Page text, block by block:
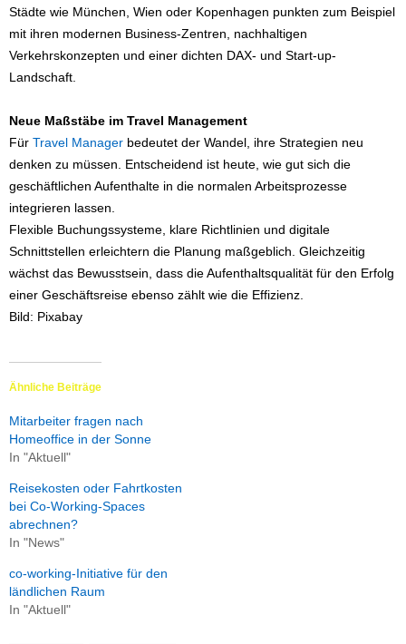
Städte wie München, Wien oder Kopenhagen punkten zum Beispiel
mit ihren modernen Business-Zentren, nachhaltigen
Verkehrskonzepten und einer dichten DAX- und Start-up-
Landschaft.
Neue Maßstäbe im Travel Management
Für Travel Manager bedeutet der Wandel, ihre Strategien neu
denken zu müssen. Entscheidend ist heute, wie gut sich die
geschäftlichen Aufenthalte in die normalen Arbeitsprozesse
integrieren lassen.
Flexible Buchungssysteme, klare Richtlinien und digitale
Schnittstellen erleichtern die Planung maßgeblich. Gleichzeitig
wächst das Bewusstsein, dass die Aufenthaltsqualität für den Erfolg
einer Geschäftsreise ebenso zählt wie die Effizienz.
Bild: Pixabay
Ähnliche Beiträge
Mitarbeiter fragen nach
Homeoffice in der Sonne
In "Aktuell"
Reisekosten oder Fahrtkosten
bei Co-Working-Spaces
abrechnen?
In "News"
co-working-Initiative für den
ländlichen Raum
In "Aktuell"